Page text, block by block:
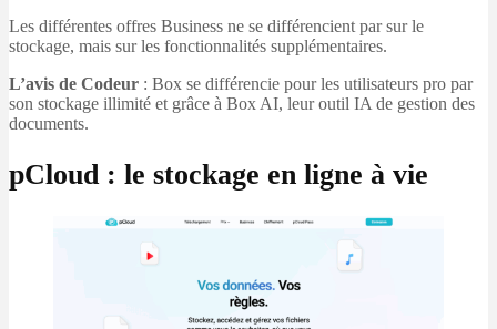
Les différentes offres Business ne se différencient par sur le
stockage, mais sur les fonctionnalités supplémentaires.
L’avis de Codeur : Box se différencie pour les utilisateurs pro par
son stockage illimité et grâce à Box AI, leur outil IA de gestion des
documents.
pCloud : le stockage en ligne à vie